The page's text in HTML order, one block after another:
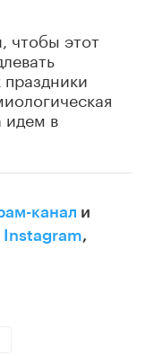
чтобы этот
идем в
канал и
Instagram,